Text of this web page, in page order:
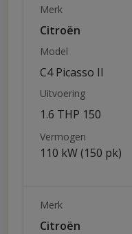
Merk
Citroën
Model
C4 Picasso II
Uitvoering
1.6 THP 150
Vermogen
110 kW (150 pk)
Merk
Citroën